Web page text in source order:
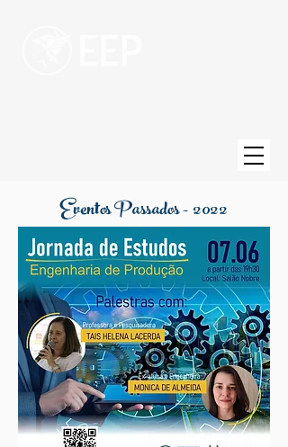
Eventos Passados - 2022